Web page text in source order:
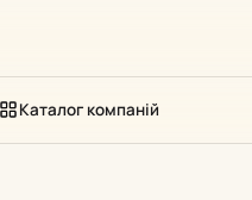
Каталог компаній